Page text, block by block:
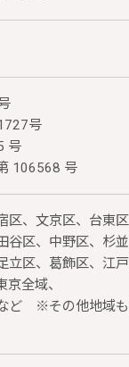
号
号
106568 号
、文京区、台東区
谷区、中野区、杉
立区、葛飾区、江
全域、
ど ※その他地域